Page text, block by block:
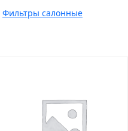
Фильтры салонные